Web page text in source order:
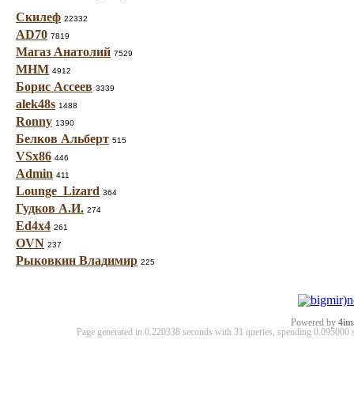
Скилеф 22332
AD70 7819
Магаз Анатолий 7529
МНМ 4912
Борис Ассеев 3339
alek48s 1488
Ronny 1390
Белков Альберт 515
VSx86 446
Admin 411
Lounge_Lizard 364
Гудков А.И. 274
Ed4x4 261
OVN 237
Рыковкин Владимир 225
Powered by
Page generated in 0.220338 seconds with 31 queries, spending